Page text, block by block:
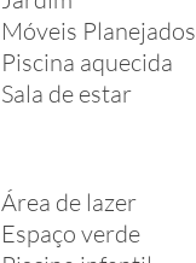
Móveis Planejados
Piscina aquecida
Sala de estar
Área de lazer
Espaço verde